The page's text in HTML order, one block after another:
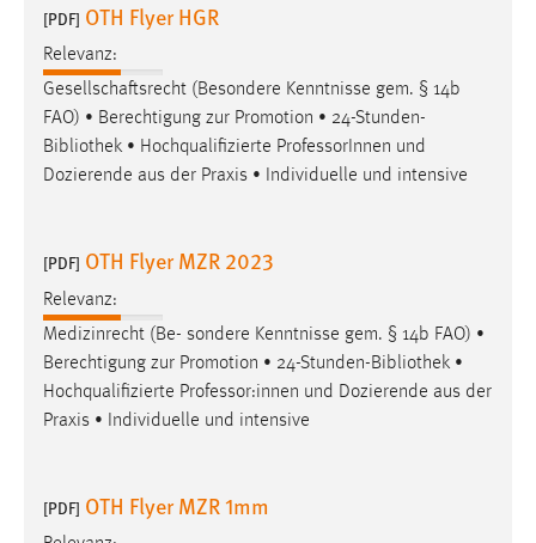
[PDF] OTH Flyer HGR
Relevanz:
Gesellschaftsrecht (Besondere Kenntnisse gem. § 14b
FAO) • Berechtigung zur Promotion • 24-Stunden-
Bibliothek • Hochqualifizierte ProfessorInnen und
Dozierende aus der Praxis • Individuelle und intensive
[PDF] OTH Flyer MZR 2023
Relevanz:
Medizinrecht (Be- sondere Kenntnisse gem. § 14b FAO) •
Berechtigung zur Promotion • 24-Stunden-Bibliothek •
Hochqualifizierte Professor:innen und Dozierende aus der
Praxis • Individuelle und intensive
[PDF] OTH Flyer MZR 1mm
Zweck:
Dieser Cookie ist notwendig um sich an der Website
einloggen zu können.
Cookie Laufzeit:
24 Stunden
STATISTIK
Diese Informationen helfen uns zu verstehen, wie
unsere Besucher unsere Website nutzen.
Matomo
Zweck: